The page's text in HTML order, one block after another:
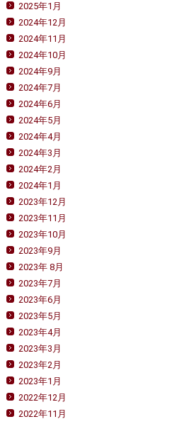
2025年1月
2024年12月
2024年11月
2024年10月
2024年9月
2024年7月
2024年6月
2024年5月
2024年4月
2024年3月
2024年2月
2024年1月
2023年12月
2023年11月
2023年10月
2023年9月
2023年 8月
2023年7月
2023年6月
2023年5月
2023年4月
2023年3月
2023年2月
2023年1月
2022年12月
2022年11月